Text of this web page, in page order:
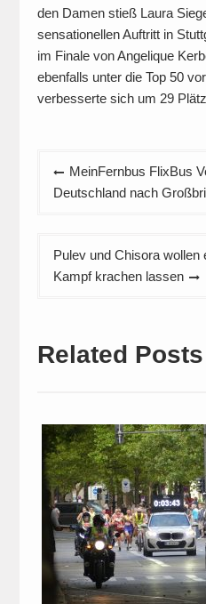
den Damen stieß Laura
sensationellen Auftritt in
im Finale von Angelique
ebenfalls unter die Top 50
verbesserte sich um 29
Beitragsnavigation
MeinFernbus FlixBus
Deutschland nach
Pulev und Chisora wollen
Kampf krachen lassen
Related Posts